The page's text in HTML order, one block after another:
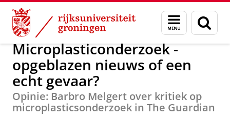
Skip
Content
Skip
Navigation
Menu
en
zoeken
Over ons Faculty of Science and Engineering Nieuws
Microplasticonderzoek -
opgeblazen nieuws of een
echt gevaar?
Opinie: Barbro Melgert over kritiek op
microplasticsonderzoek in The Guardian